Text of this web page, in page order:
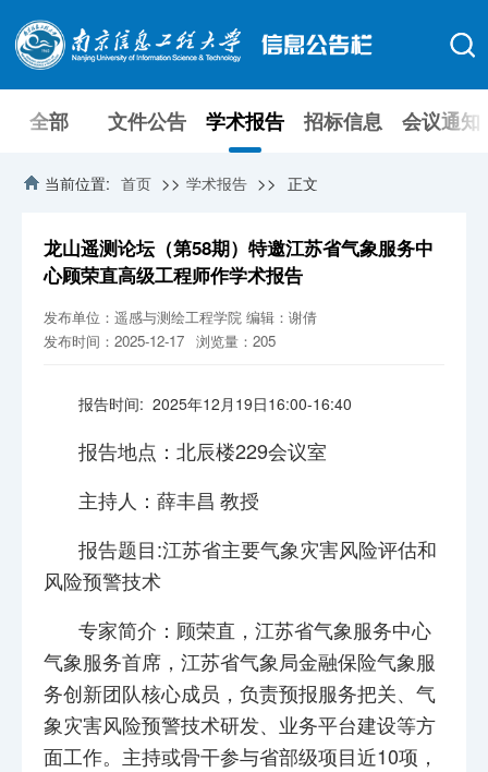
全部 文件公告 学术报告 招标信息 会议通知
当前位置: 首页 >> 学术报告 >> 正文
龙山遥测论坛（第58期）特邀江苏省气象服务中
心顾荣直高级工程师作学术报告
发布单位：遥感与测绘工程学院 编辑：谢倩
发布时间：2025-12-17 浏览量：205
报告时间:2025年12月 19日16:00-16:40
报告地点：北辰楼229会议室
主持人：薛丰昌 教授
报告题目:江苏省主要气象灾害风险评估和
风险预警技术
专家简介：顾荣直，江苏省气象服务中心
气象服务首席，江苏省气象局金融保险气象服
务创新团队核心成员，负责预报服务把关、气
象灾害风险预警技术研发、业务平台建设等方
面工作。主持或骨干参与省部级项目近10项，